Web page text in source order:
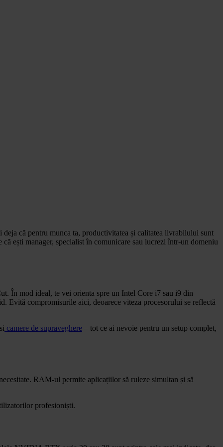
că pentru munca ta, productivitatea și calitatea livrabilului sunt
ești manager, specialist în comunicare sau lucrezi într-un domeniu
În mod ideal, te vei orienta spre un Intel Core i7 sau i9 din
Evită compromisurile aici, deoarece viteza procesorului se reflectă
camere de supraveghere – tot ce ai nevoie pentru un setup complet,
RAM-ul permite aplicațiilor să ruleze simultan și să
profesioniști.